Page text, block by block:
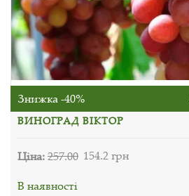
Знижка -40%
ВИНОГРАД ВІКТОР
Ціна:257.00 154.2 грн
В наявності